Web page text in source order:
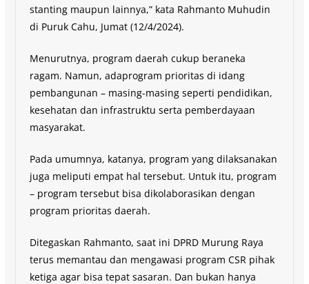
stanting maupun lainnya,” kata Rahmanto Muhudin
di Puruk Cahu, Jumat (12/4/2024).
Menurutnya, program daerah cukup beraneka
ragam. Namun, adaprogram prioritas di idang
pembangunan – masing-masing seperti pendidikan,
kesehatan dan infrastruktu serta pemberdayaan
masyarakat.
Pada umumnya, katanya, program yang dilaksanakan
juga meliputi empat hal tersebut. Untuk itu, program
– program tersebut bisa dikolaborasikan dengan
program prioritas daerah.
Ditegaskan Rahmanto, saat ini DPRD Murung Raya
terus memantau dan mengawasi program CSR pihak
ketiga agar bisa tepat sasaran. Dan bukan hanya